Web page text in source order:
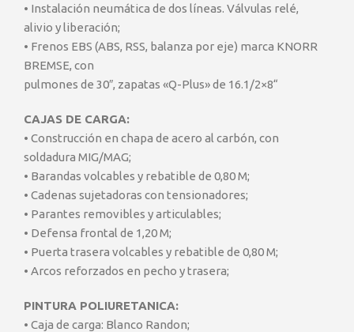
• Instalación neumática de dos líneas. Válvulas relé,
alivio y liberación;
• Frenos EBS (ABS, RSS, balanza por eje) marca KNORR
BREMSE, con
pulmones de 30″, zapatas «Q-Plus» de 16.1/2×8“
CAJAS DE CARGA:
• Construcción en chapa de acero al carbón, con
soldadura MIG/MAG;
• Barandas volcables y rebatible de 0,80 M;
• Cadenas sujetadoras con tensionadores;
• Parantes removibles y articulables;
• Defensa frontal de 1,20 M;
• Puerta trasera volcables y rebatible de 0,80 M;
• Arcos reforzados en pecho y trasera;
PINTURA POLIURETANICA:
• Caja de carga: Blanco Randon;